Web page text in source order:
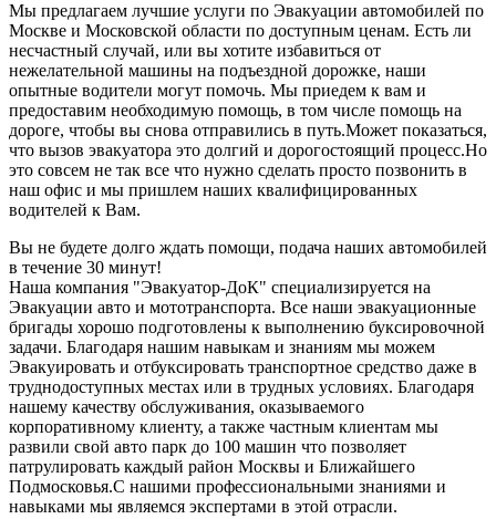
Мы предлагаем лучшие услуги по Эвакуации автомобилей по
Москве и Московской области по доступным ценам. Есть ли
несчастный случай, или вы хотите избавиться от
нежелательной машины на подъездной дорожке, наши
опытные водители могут помочь. Мы приедем к вам и
предоставим необходимую помощь, в том числе помощь на
дороге, чтобы вы снова отправились в путь.Может показаться,
что вызов эвакуатора это долгий и дорогостоящий процесс.Но
это совсем не так все что нужно сделать просто позвонить в
наш офис и мы пришлем наших квалифицированных
водителей к Вам.
Вы не будете долго ждать помощи, подача наших автомобилей
в течение 30 минут!
Наша компания "Эвакуатор-ДоК" специализируется на
Эвакуации авто и мототранспорта. Все наши эвакуационные
бригады хорошо подготовлены к выполнению буксировочной
задачи. Благодаря нашим навыкам и знаниям мы можем
Эвакуировать и отбуксировать транспортное средство даже в
труднодоступных местах или в трудных условиях. Благодаря
нашему качеству обслуживания, оказываемого
корпоративному клиенту, а также частным клиентам мы
развили свой авто парк до 100 машин что позволяет
патрулировать каждый район Москвы и Ближайшего
Подмосковья.С нашими профессиональными знаниями и
навыками мы являемся экспертами в этой отрасли.